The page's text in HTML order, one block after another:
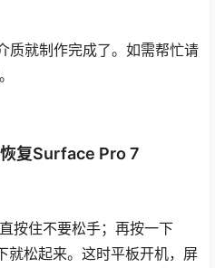
质就制作完成了。如需帮忙请
复Surface Pro 7
按住不要松手；再按一下
就松起来。这时平板开机，屏